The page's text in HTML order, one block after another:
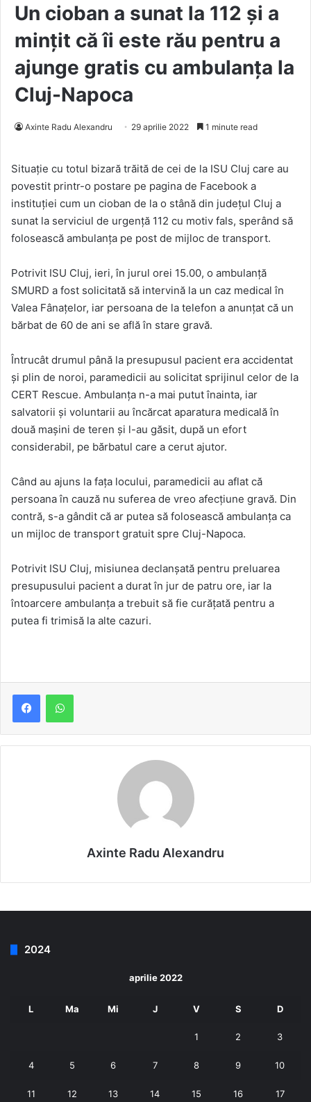
Un cioban a sunat la 112 și a
mințit că îi este rău pentru a
ajunge gratis cu ambulanța la
Cluj-Napoca
Axinte Radu Alexandru 29 aprilie 2022 1 minute read
Situație cu totul bizară trăită de cei de la ISU Cluj care au
povestit printr-o postare pe pagina de Facebook a
instituției cum un cioban de la o stână din județul Cluj a
sunat la serviciul de urgență 112 cu motiv fals, sperând să
folosească ambulanța pe post de mijloc de transport.
Potrivit ISU Cluj, ieri, în jurul orei 15.00, o ambulanță
SMURD a fost solicitată să intervină la un caz medical în
Valea Fânațelor, iar persoana de la telefon a anunțat că un
bărbat de 60 de ani se află în stare gravă.
Întrucât drumul până la presupusul pacient era accidentat
și plin de noroi, paramedicii au solicitat sprijinul celor de la
CERT Rescue. Ambulanța n-a mai putut înainta, iar
salvatorii și voluntarii au încărcat aparatura medicală în
două mașini de teren și l-au găsit, după un efort
considerabil, pe bărbatul care a cerut ajutor.
Când au ajuns la fața locului, paramedicii au aflat că
persoana în cauză nu suferea de vreo afecțiune gravă. Din
contră, s-a gândit că ar putea să folosească ambulanța ca
un mijloc de transport gratuit spre Cluj-Napoca.
Potrivit ISU Cluj, misiunea declanșată pentru preluarea
presupusului pacient a durat în jur de patru ore, iar la
întoarcere ambulanța a trebuit să fie curățată pentru a
putea fi trimisă la alte cazuri.
Axinte Radu Alexandru
2024
aprilie 2022
L Ma Mi J V S D
1 2 3
4 5 6 7 8 9 10
11 12 13 14 15 16 17